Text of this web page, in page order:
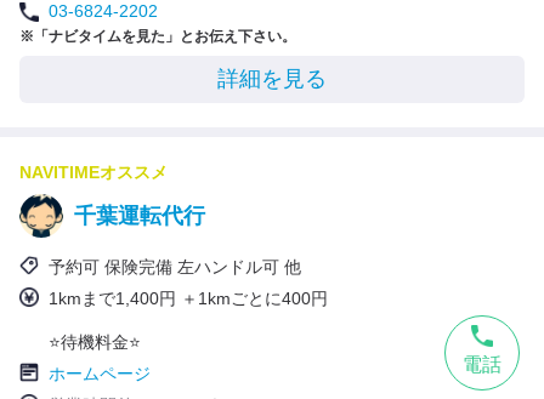
03-6824-2202
※「ナビタイムを見た」とお伝え下さい。
詳細を見る
NAVITIMEオススメ
千葉運転代行
予約可 保険完備 左ハンドル可 他
1kmまで1,400円 ＋1kmごとに400円
⭐待機料金⭐
ホームページ
電話